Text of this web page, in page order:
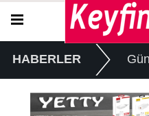
HABERLER